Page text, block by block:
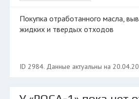
Покупка отработанного масла, вывоз и утилизация
жидких и твердых отходов
ID 2984. Данные актуальны на